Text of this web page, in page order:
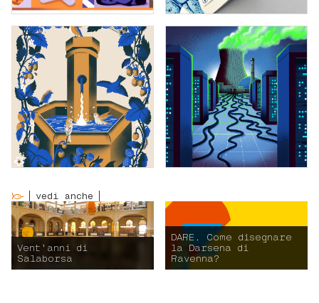
vedi anche
Vent’anni di
Salaborsa
DARE. Come disegnare
la Darsena di
Ravenna?